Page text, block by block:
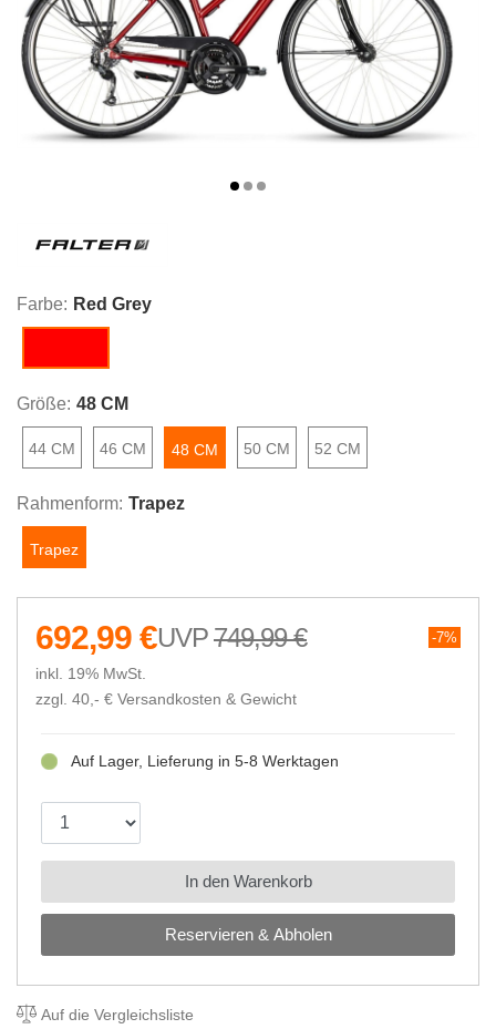
Farbe: Red Grey
Größe: 48 CM
44 CM 46 CM 48 CM 50 CM 52 CM
Rahmenform: Trapez
Trapez
749,99 € 7%
692,99 €
inkl. 19% MwSt.
zzgl. 40,- € Versandkosten & Gewicht
Reservieren & Abholen
Auf Lager, Lieferung in 5-8 Werktagen
In den Warenkorb
Auf die Vergleichsliste